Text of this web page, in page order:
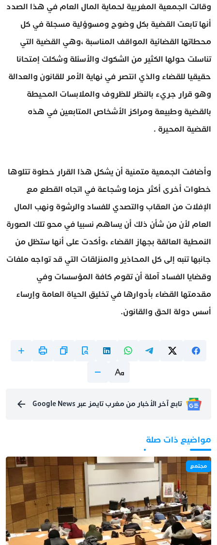
وقالت الجمعية المغربية لحماية المال العام في هذا الصدد
أنها تابعت القضية بكل وضوح ومسوؤلية مسجلة في كل
محطاتها القضائية المواقف المناسبة ،وهي القضية التي
تناسلت حولها الكثير من الشكوك والأسئلة وشكلت إمتحانا
حقيقيا للقضاء والذي انتصر في نهاية الأمر للقانون والعدالة
وهو قرار جريء بالنظر للظروف والملابسات المحيطة
بالقضية وطبيعة ومراكز الأشخاص المتابعين في هذه
القضية المحيرة .
وأضافت الجمعية متمنية أن يشكل هذا القرار خطوة تتلوها
خطوات أخرى أكثر حزما وشجاعة في اتجاه القطع مع
الإفلات من العقاب والتصدي للفساد والرشوة ونهب المال
العام لأن من شأن ذلك أن يساهم نسبيا في محو تلك الصورة
النمطية العالقة بجهاز القضاء ،وأكدت على أنها ستظل من
جانبها تنبه إلى كل المحاذير والمنزلقات التي قد تواجه ملفات
وقضايا الفساد آملة أن تقوم كافة المؤسسات وفي
مقدمتها القضاء بأدوارها في تخليق الحياة العامة وإرساء
أسس دولة الحق والقانون.
تابع آخر الأخبار من مغرب تايمز عبر Google News
مواضيع ذات صلة
مجتمع